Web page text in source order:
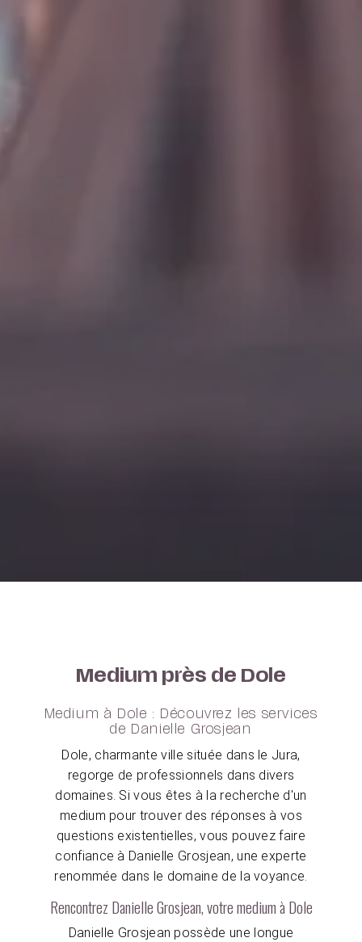
Medium près de Dole
Medium à Dole : Découvrez les services
de Danielle Grosjean
Dole, charmante ville située dans le Jura,
regorge de professionnels dans divers
domaines. Si vous êtes à la recherche d'un
medium pour trouver des réponses à vos
questions existentielles, vous pouvez faire
confiance à Danielle Grosjean, une experte
renommée dans le domaine de la voyance.
Rencontrez Danielle Grosjean, votre medium à Dole
Danielle Grosjean possède une longue